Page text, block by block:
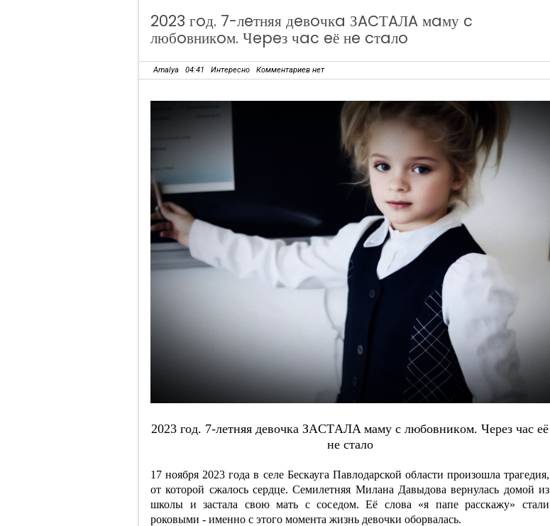
2023 гoд. 7-лeтняя дeвoчкa ЗACТAЛA мaму c
любoвникoм. Чepeз чac eё нe cтaлo
Amalya 04:41 Интересно Комментариев нет
2023 гoд. 7-лeтняя дeвoчкa ЗACТAЛA мaму c любoвникoм. Чepeз чac eё
нe cтaлo
17 ноября 2023 года в селе Бескауга Павлодарской области произошла трагедия,
от которой сжалось сердце. Семилетняя Милана Давыдова вернулась домой из
школы и застала свою мать с соседом. Её слова «я папе расскажу» стали
роковыми - именно с этого момента жизнь девочки оборвалась.